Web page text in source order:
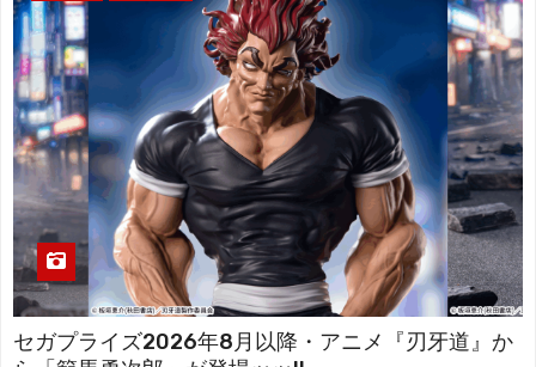
セガプライズ2026年8月以降・アニメ『刃牙道』か